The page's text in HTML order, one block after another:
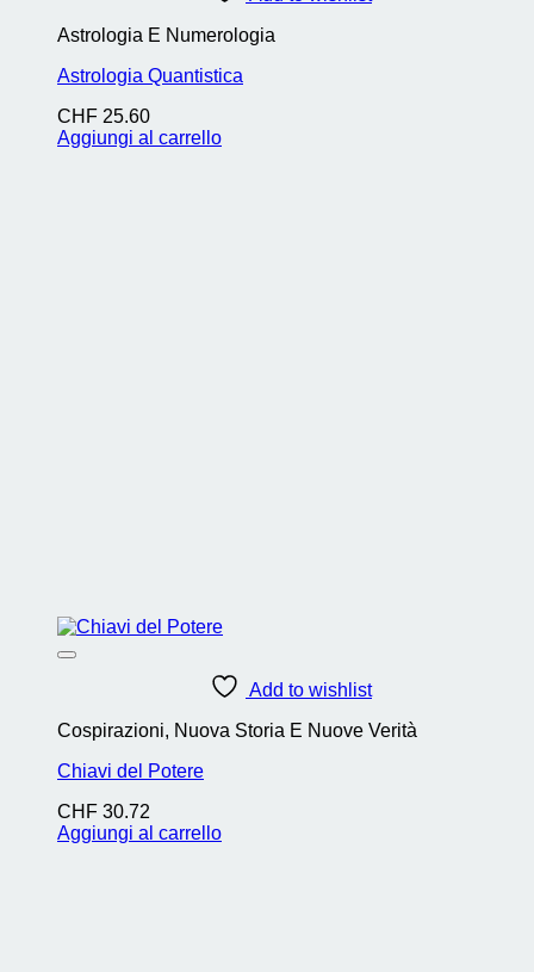
Astrologia E Numerologia
Astrologia Quantistica
CHF 25.60
Aggiungi al carrello
Add to wishlist
Cospirazioni, Nuova Storia E Nuove Verità
Chiavi del Potere
CHF 30.72
Aggiungi al carrello